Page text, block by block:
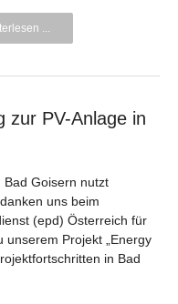
...
zur PV-Anlage in
Bad Goisern nutzt
uns beim
(epd) Österreich für
unserem Projekt „Energy
in Bad